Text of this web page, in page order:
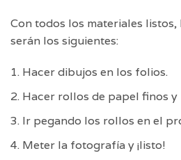
Con todos los materiales listos,
serán los siguientes:
Hacer dibujos en los folios.
Hacer rollos de papel finos y
Ir pegando los rollos en el
Meter la fotografía y ¡listo!